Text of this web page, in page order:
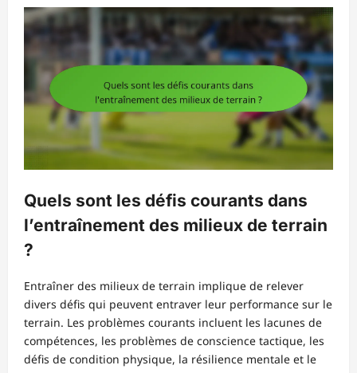
Quels sont les défis courants dans
l’entraînement des milieux de terrain
?
Entraîner des milieux de terrain implique de relever
divers défis qui peuvent entraver leur performance sur le
terrain. Les problèmes courants incluent les lacunes de
compétences, les problèmes de conscience tactique, les
défis de condition physique, la résilience mentale et le